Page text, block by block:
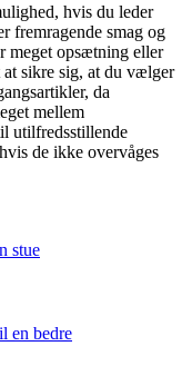
hvis du leder
fremragende smag og
meget opsætning eller
sikre sig, at du vælger
da
mellem
utilfredsstillende
de ikke overvåges
stue